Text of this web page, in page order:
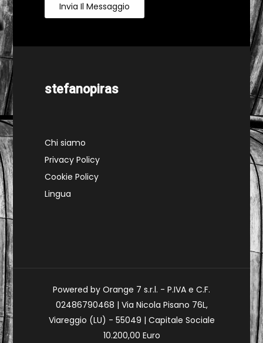
Invia Il Messaggio
stefanopiras
Chi siamo
Privacy Policy
Cookie Policy
Lingua
Powered by Orange 7 s.r.l. - P.IVA e C.F.
02486790468 | Via Nicola Pisano 76L,
Viareggio (LU) - 55049 | Capitale Sociale
10.200,00 Euro